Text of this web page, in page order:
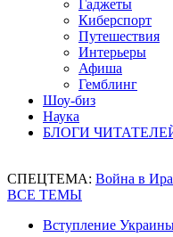
Гаджеты
Киберспорт
Путешествия
Интерьеры
Афиша
Гемблинг
Шоу-биз
Наука
БЛОГИ
СПЕЦТЕМА: Война в
ВСЕ ТЕМЫ
Вступление